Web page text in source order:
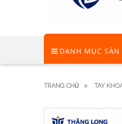
DANH MỤC SẢN
TRANG CHỦ TAY